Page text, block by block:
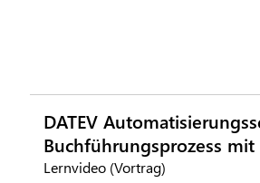
DATEV
Buchführungsprozess mit
Lernvideo (Vortrag)